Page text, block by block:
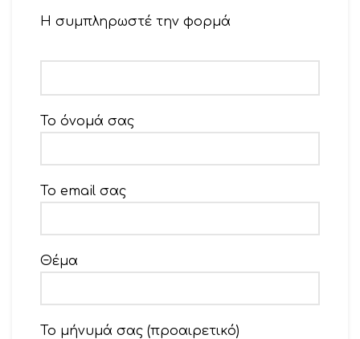
Η συμπληρωστέ την φορμά
Το όνομά σας
Το email σας
Θέμα
Το μήνυμά σας (προαιρετικό)